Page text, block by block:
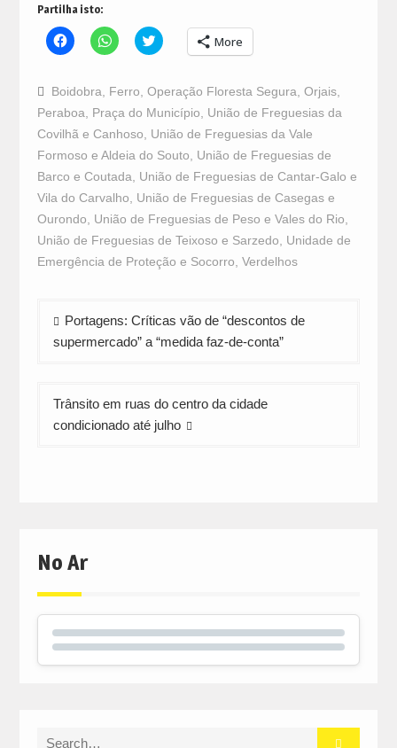
Partilha isto:
Click
to
Facebook
(Opens
new
window)
Click
to
WhatsApp
(Opens
new
window)
Click
to
Twitter
(Opens
new
window)
More
Boidobra Ferro Operação Floresta Segura Orjais,
Peraboa
Praça do Município
União de Freguesias da
Covilhã e Canhoso
União de Freguesias da Vale
Formoso e Aldeia do Souto
União de Freguesias de
Barco e Coutada
União de Freguesias de Cantar-Galo e
Vila do Carvalho
União de Freguesias de Casegas e
Ourondo
União de Freguesias de Peso e Vales do Rio
União de Freguesias de Teixoso e Sarzedo
Unidade de
Emergência de Proteção e Socorro Verdelhos
Navegação
de
Portagens: Críticas vão de “descontos de
supermercado” a “medida faz-de-conta”
Trânsito em ruas do centro da cidade
condicionado até julho
No Ar
Search